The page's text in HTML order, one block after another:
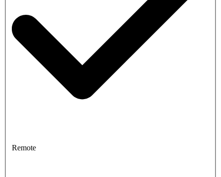
Remote